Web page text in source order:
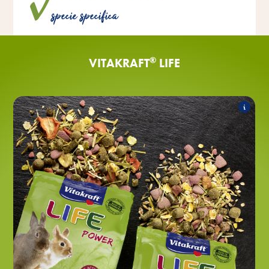
specie specifica
esigenze delle rispettive specie di roditori.
VITAKRAFT® LIFE
Power
La'assortimento comprende i seguenti prodotti:
LIFE Power per conigli nani
LIFE Power per porcellini d'India